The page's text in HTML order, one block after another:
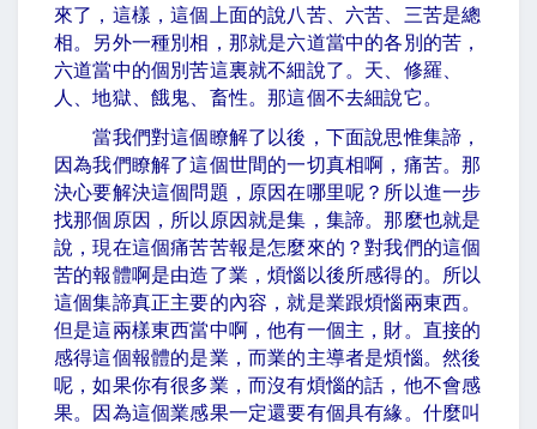
來了，這樣，這個上面的說八苦、六苦、三苦是總
相。另外一種別相，那就是六道當中的各別的苦，
六道當中的個別苦這裏就不細說了。天、修羅、
人、地獄、餓鬼、畜性。那這個不去細說它。
當我們對這個瞭解了以後，下面說思惟集諦，
因為我們瞭解了這個世間的一切真相啊，痛苦。那
決心要解決這個問題，原因在哪里呢？所以進一步
找那個原因，所以原因就是集，集諦。那麼也就是
說，現在這個痛苦苦報是怎麼來的？對我們的這個
苦的報體啊是由造了業，煩惱以後所感得的。所以
這個集諦真正主要的內容，就是業跟煩惱兩東西。
但是這兩樣東西當中啊，他有一個主，財。直接的
感得這個報體的是業，而業的主導者是煩惱。然後
呢，如果你有很多業，而沒有煩惱的話，他不會感
果。因為這個業感果一定還要有個具有緣。什麼叫